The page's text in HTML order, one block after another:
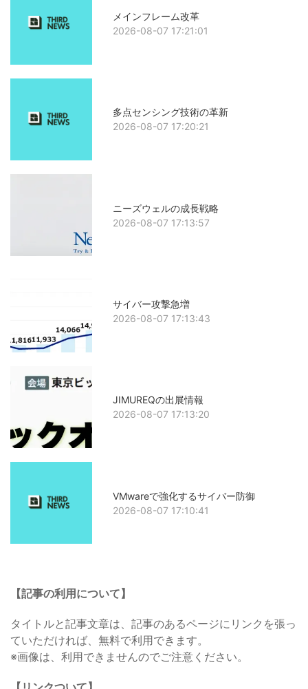
メインフレーム改革
2026-08-07 17:21:01
多点センシング技術の革新
2026-08-07 17:20:21
ニーズウェルの成長戦略
2026-08-07 17:13:57
サイバー攻撃急増
2026-08-07 17:13:43
JIMUREQの出展情報
2026-08-07 17:13:20
VMwareで強化するサイバー防御
2026-08-07 17:10:41
【記事の利用について】
タイトルと記事文章は、記事のあるページにリンクを張っ
ていただければ、無料で利用できます。
※画像は、利用できませんのでご注意ください。